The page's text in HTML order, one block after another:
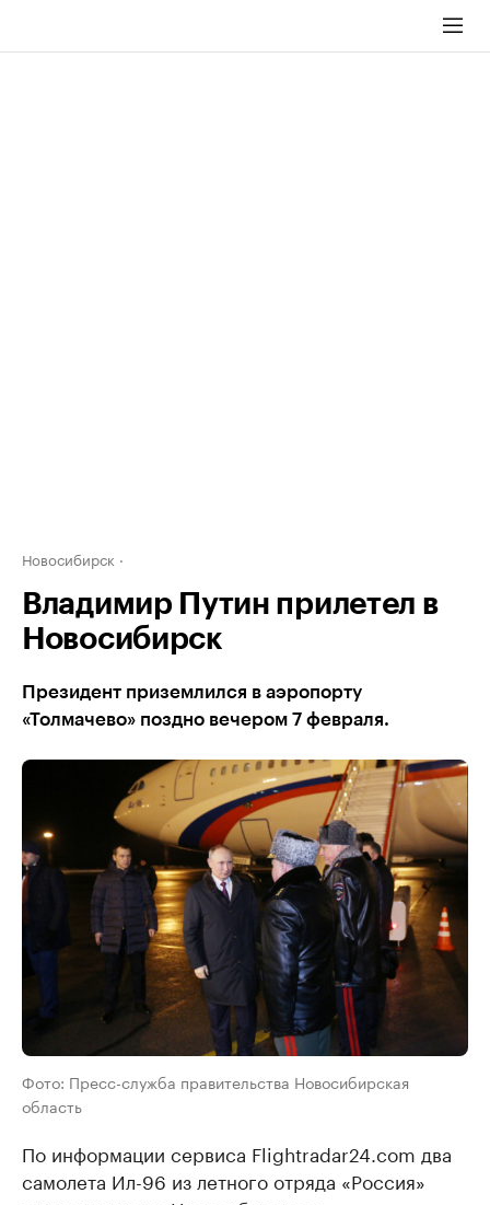
Новосибирск
Владимир Путин прилетел в
Новосибирск
Президент приземлился в аэропорту
«Толмачево» поздно вечером 7 февраля.
Фото: Пресс-служба правительства Новосибирская
область
По информации сервиса Flightradar24.com два
самолета Ил-96 из летного отряда «Россия»